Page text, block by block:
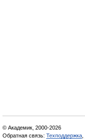
© Академик, 2000-2026
Обратная связь: Техподдержка